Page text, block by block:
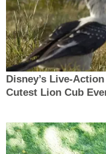
Disney’s Live-
Cutest Lion Cub